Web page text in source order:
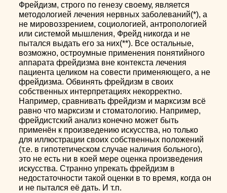
Фрейдизм, строго по генезу своему, является
методологией лечения нервных заболеваний(*), а
не мировоззрением, социологией, антропологией
или системой мышления, Фрейд никогда и не
пытался выдать его за них(**). Все остальные,
возможно, остроумные применения понятийного
аппарата фрейдизма вне контекста лечения
пациента целиком на совести применяющего, а не
фрейдизма. Обвинять фрейдизм в своих
собственных интерпретациях некорректно.
Например, сравнивать фрейдизм и марксизм всё
равно что марксизм и стоматологию. Например,
фрейдистский анализ конечно может быть
применён к произведению искусства, но только
для иллюстрации своих собственных положений
(т.е. в гипотетическом случае наличия больного),
это не есть ни в коей мере оценка произведения
искусства. Странно упрекать фрейдизм в
недостаточности такой оценки в то время, когда он
и не пытался её дать. И т.п.